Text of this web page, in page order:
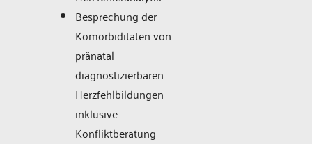
Besprechung der
Komorbiditäten von
pränatal
diagnostizierbaren
Herzfehlbildungen
inklusive
Konfliktberatung